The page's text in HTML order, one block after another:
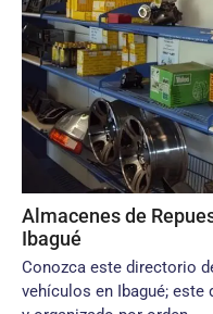
Almacenes de
Ibagué
Conozca este directorio
vehículos en Ibagué;